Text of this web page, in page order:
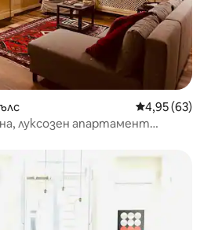
Средна
4,95 (63)
луксозен апартамент